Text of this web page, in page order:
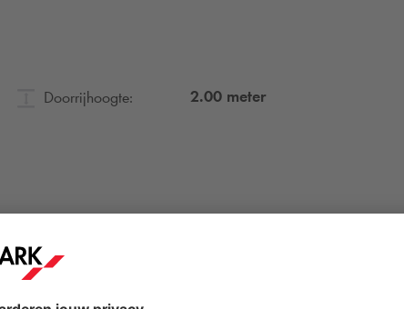
Doorrijhoogte: 2.00 meter